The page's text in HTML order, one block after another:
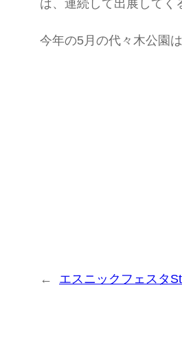
は、連続して出展してく
今年の5月の代々木公園
← エスニックフェスタ